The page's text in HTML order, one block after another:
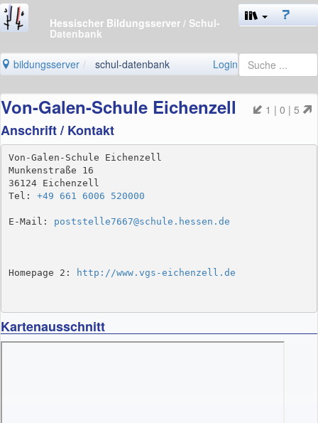
Hessischer Bildungsserver / Schul-
Datenbank
bildungsserver schul-datenbank Login
Von-Galen-Schule Eichenzell 1 | 0 | 5
Anschrift / Kontakt
Von-Galen-Schule Eichenzell
Munkenstraße 16
36124 Eichenzell
Tel: +49 661 6006 520000
E-Mail: poststelle7667@schule.hessen.de
Homepage 2: http://www.vgs-eichenzell.de
Kartenausschnitt